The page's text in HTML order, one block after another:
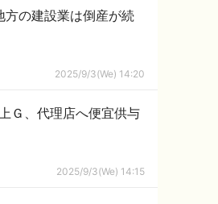
の建設業は倒産が続
2025/9/3(We) 14:20
Ｇ、代理店へ便宜供与
2025/9/3(We) 14:15